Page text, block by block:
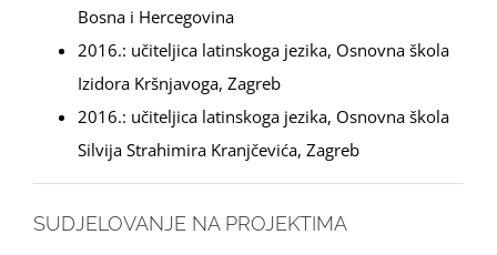
Bosna i Hercegovina
2016.: učiteljica latinskoga jezika, Osnovna škola
Izidora Kršnjavoga, Zagreb
2016.: učiteljica latinskoga jezika, Osnovna škola
Silvija Strahimira Kranjčevića, Zagreb
SUDJELOVANJE NA PROJEKTIMA